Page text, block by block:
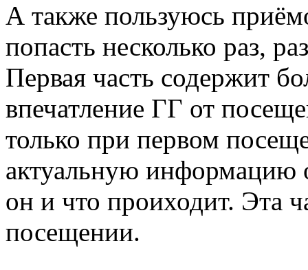
А также пользуюсь
попасть несколько раз,
Первая часть содержит
впечатление ГГ от
только при первом
актуальную информацию
он и что проиходит. Эта
посещении.